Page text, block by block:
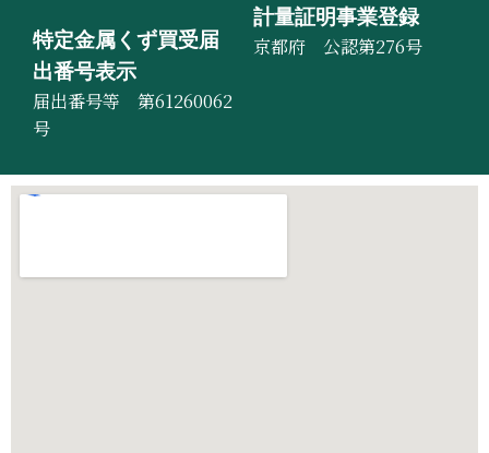
特定金属くず買受届
出番号表示
届出番号等 第61260062
号
計量証明事業登録
京都府 公認第276号